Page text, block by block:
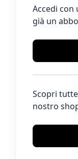
Accedi con
già un
Scopri
nostro